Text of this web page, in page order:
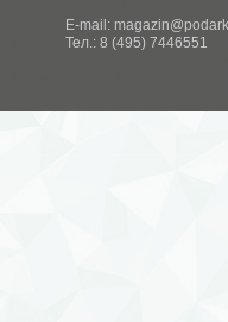
E-mail:
Тел.: 8 (495) 7446551